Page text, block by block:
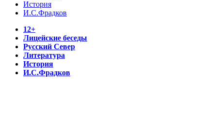
История
И.С.Фрадков
12+
Лицейские беседы
Русский Север
Литература
История
И.С.Фрадков